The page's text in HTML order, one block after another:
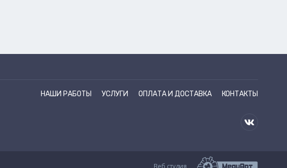
НАШИ РАБОТЫ УСЛУГИ ОПЛАТА И ДОСТАВКА КОНТАКТЫ